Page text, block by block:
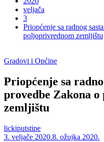
veljača
3
Priopćenje sa radnog
poljoprivrednom zemljištu
Gradovi i Općine
Priopćenje sa
provedbe Zakona
zemljištu
lickiputstipe
3. veljače 2020.8. ožujka 2020.